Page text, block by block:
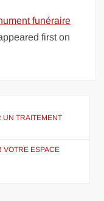
funéraire
first on
UN TRAITEMENT
VOTRE ESPACE